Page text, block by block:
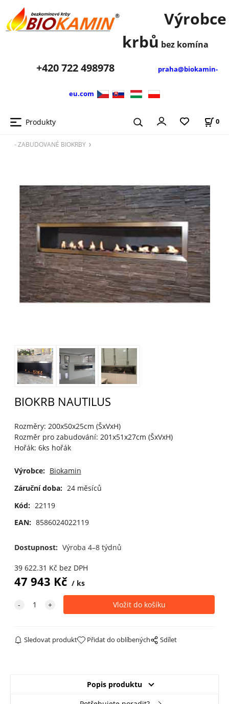
Výrobce
krbů bez komína
+420722 498978 praha@biokamin-
eu.com
Produkty 0
- ZABUDOVANÉ BIOKRBY
BIOKRB NAUTILUS
Rozměry: 200x50x25cm (ŠxVxH)
Rozměr pro zabudování: 201x51x27cm (ŠxVxH)
Hořák: 6ks hořák
Výrobce: Biokamin
Záruční doba: 24 měsíců
Kód: 22119
EAN: 8586024022119
Dostupnost: Výroba 4–8 týdnů
39 622.31 Kč bez DPH
47 943 Kč ks
Sledovat produkt Přidat do oblíbených Sdílet
Popis produktu